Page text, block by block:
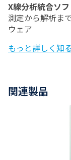
X線分析統合ソ
測定から解析ま
ウェア
もっと詳しく知る
関連製品